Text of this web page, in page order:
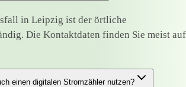
in Leipzig ist der örtliche
Die Kontaktdaten finden Sie meist auf
einen digitalen Stromzähler nutzen?